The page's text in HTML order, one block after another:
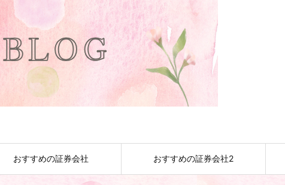
おすすめの証券会社 おすすめの証券会社2